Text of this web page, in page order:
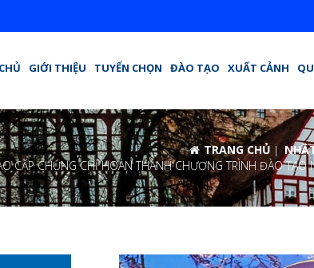
GIỚI THIỆU TUYỂN CHỌN ĐÀO TẠO XUẤT CẢNH
TRANG CHỦ
CẤP CHỨNG CHỈ HOÀN THÀNH CHƯƠNG TRÌNH ĐÀO TẠO